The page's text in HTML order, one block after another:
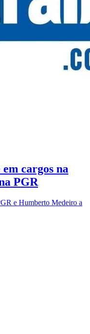
cargos na
PGR
e Humberto Medeiro a